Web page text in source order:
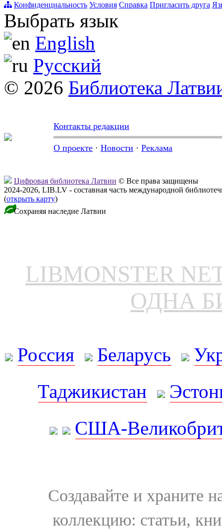
Конфиденциальность Условия Справка Пригласить друга
Выбрать язык
English
Русский
© 2026 Библиотека
Контакты редакции
О проекте · Новости · Реклама
Цифровая библиотека Латвии © Все права защищены
2024-2026, LIB.LV - составная часть международной
(открыть карту)
Сохраняя наследие Латвии
LIBMONSTER
ОДНА
Россия Беларусь
Таджикистан
США-
Создавайте и храните
коллекцию: статьи,